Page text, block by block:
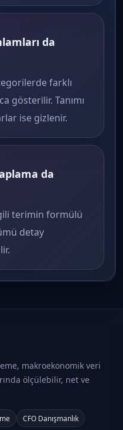
da
farklı
gösterilir. Tanımı
ise gizlenir.
da
terimin formülü
detay
makroekonomik veri
ölçülebilir, net ve
CFO Danışmanlık